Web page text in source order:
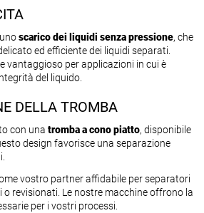
scarico dei liquidi senza pressione, che
ed efficiente dei liquidi separati.
vantaggioso per applicazioni in cui è
del liquido.
DELLA TROMBA
con una tromba a cono piatto, disponibile
design favorisce una separazione
vostro partner affidabile per separatori
revisionati. Le nostre macchine offrono la
per i vostri processi.